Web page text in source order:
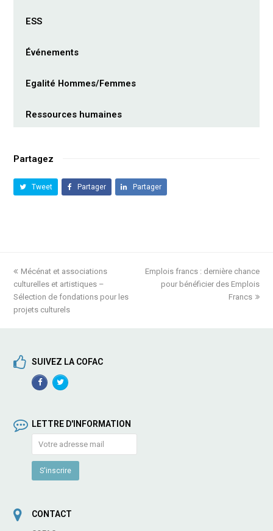
ESS
Événements
Egalité Hommes/Femmes
Ressources humaines
Partagez
Tweet Partager Partager
previous
post:
Mécénat et associations
culturelles et artistiques –
Sélection de fondations pour les
projets culturels
next
post:
Emplois francs : dernière chance
pour bénéficier des Emplois
Francs
SUIVEZ LA COFAC
FacebookTwitterProfile
LETTRE D'INFORMATION
CONTACT